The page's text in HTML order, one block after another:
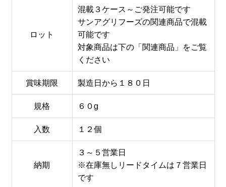
ロット
混載３ケース～ご発注可能です
サンアグリフーズの関連商品で混載
可能です
対象商品は下の「関連商品」をご覧
ください
賞味期限 製造日から１８０日
規格 ６０g
入数 １２個
納期
３～５営業日
※在庫無しリードタイムは７営業日
です